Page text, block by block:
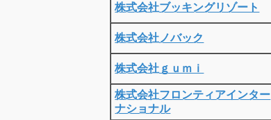
株式会社ブッキングリゾート
株式会社ノバック
株式会社ｇｕｍｉ
株式会社フロンティアインター
ナショナル